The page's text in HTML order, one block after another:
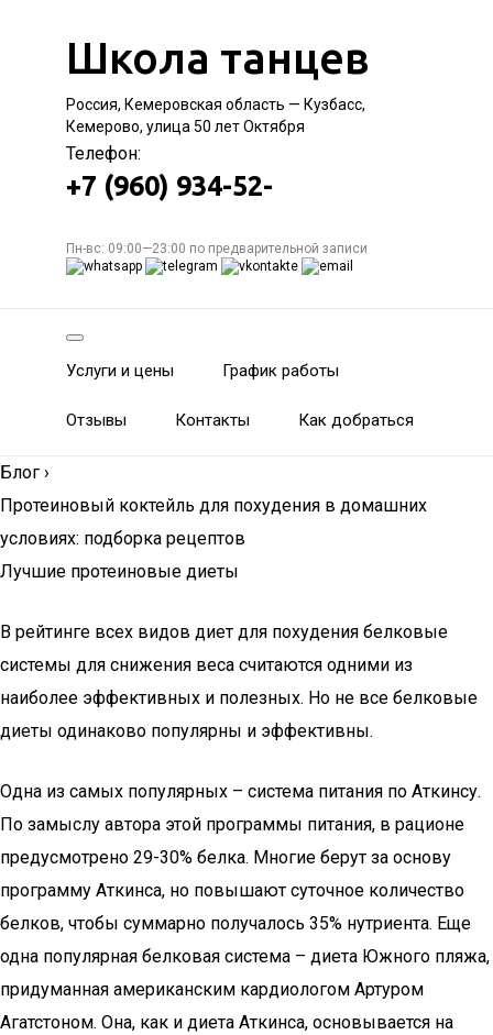
Школа танцев
Россия, Кемеровская область — Кузбасс,
Кемерово, улица 50 лет Октября
Телефон:
+7 (960) 934-52-
Пн-вс: 09:00—23:00 по предварительной записи
Услуги и цены График работы
Отзывы Контакты Как добраться
Блог ›
Протеиновый коктейль для похудения в домашних
условиях: подборка рецептов
Лучшие протеиновые диеты
В рейтинге всех видов диет для похудения белковые
системы для снижения веса считаются одними из
наиболее эффективных и полезных. Но не все белковые
диеты одинаково популярны и эффективны.
Одна из самых популярных – система питания по Аткинсу.
По замыслу автора этой программы питания, в рационе
предусмотрено 29-30% белка. Многие берут за основу
программу Аткинса, но повышают суточное количество
белков, чтобы суммарно получалось 35% нутриента. Еще
одна популярная белковая система – диета Южного пляжа,
придуманная американским кардиологом Артуром
Агатстоном. Она, как и диета Аткинса, основывается на